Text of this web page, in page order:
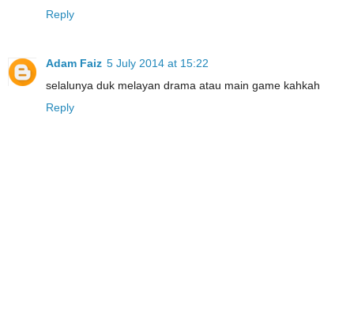
Reply
Adam Faiz 5 July 2014 at 15:22
selalunya duk melayan drama atau main game kahkah
Reply